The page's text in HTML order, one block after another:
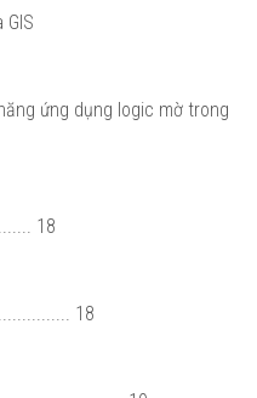
ứng dụng logic mờ trong
18
18